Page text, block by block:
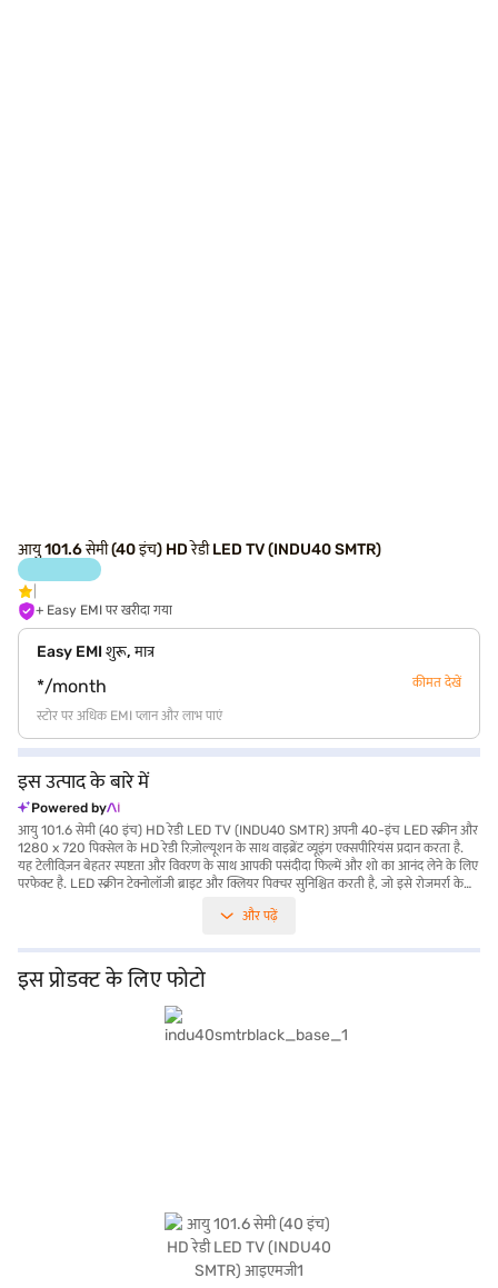
आयु 101.6 सेमी (40 इंच) HD रेडी LED TV (INDU40 SMTR)
+ Easy EMI पर खरीदा गया
Easy EMI शुरू, मात्र
*/month कीमत देखें
स्टोर पर अधिक EMI प्लान और लाभ पाएं
इस उत्पाद के बारे में
Powered by
आयु 101.6 सेमी (40 इंच) HD रेडी LED TV (INDU40 SMTR) अपनी 40-इंच LED स्क्रीन और
1280 x 720 पिक्सेल के HD रेडी रिज़ोल्यूशन के साथ वाइब्रेंट व्यूइंग एक्सपीरियंस प्रदान करता है.
यह टेलीविज़न बेहतर स्पष्टता और विवरण के साथ आपकी पसंदीदा फिल्में और शो का आनंद लेने के लिए
परफेक्ट है. LED स्क्रीन टेक्नोलॉजी ब्राइट और क्लियर पिक्चर सुनिश्चित करती है, जो इसे रोजमर्रा के
डिवाइस को आसानी से कनेक्ट कर सकते हैं. TV में दो USB पोर्ट भी हैं, जिससे आप अपने USB ड्राइव
कई एस्पेक्ट रेशियो को सपोर्ट करता है, जो सुविधाजनक व्यूइंग विकल्प प्रदान करता है. दो बॉक्स स्पीकर
से लैस, यह TV इमर्सिव एंटरटेनमेंट एक्सपीरियंस के लिए बेहतरीन साउंड क्वॉलिटी प्रदान करता है.
इसका स्लीक ब्लैक कलर किसी भी लिविंग स्पेस में आसानी से मिल जाता है. यह 75W की पावर का
उपयोग करता है और 100-240V, 50/60Hz की पावर आवश्यकता पर काम करता है. 1 वर्ष की
निर्माता कॉम्प्रिहेंसिव वारंटी के साथ, यह TV विश्वसनीयता और मन की शांति प्रदान करता है. यह TV उन
लोगों के लिए एक बजट-फ्रेंडली विकल्प है जो अच्छी क्वॉलिटी का व्यूइंग एक्सपीरियंस चाहते हैं. अपनी
और पढ़ें
इस प्रोडक्ट के लिए फोटो